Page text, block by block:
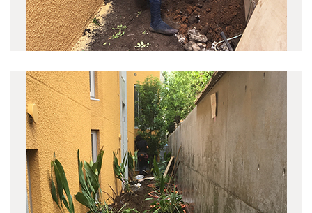
上馬の家 1609竣工 (6)
上原の集合住宅 1608竣工 (4)
桜堤の家 1606竣工 (5)
飯田橋の集合住宅 1604竣工 (4)
豊玉中の集合住宅 1603竣工 (3)
田柄の家 1512竣工 (5)
鷹番の集合住宅 1508竣工 (6)
吉祥寺本町のビル 1506竣工 (3)
境一丁目の家 1504竣工 (4)
上水新町の家 1501竣工 (2)